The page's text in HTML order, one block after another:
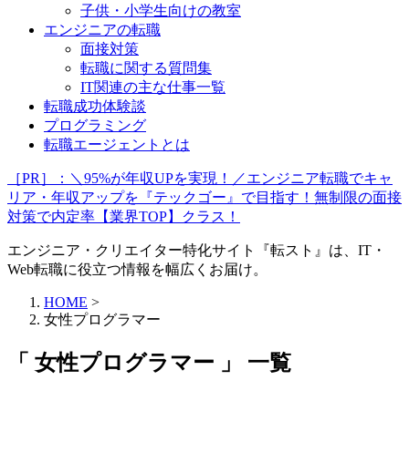
子供・小学生向けの教室
エンジニアの転職
面接対策
転職に関する質問集
IT関連の主な仕事一覧
転職成功体験談
プログラミング
転職エージェントとは
［PR］：＼95%が年収UPを実現！／エンジニア転職でキャ
リア・年収アップを『テックゴー』で目指す！無制限の面接
対策で内定率【業界TOP】クラス！
エンジニア・クリエイター特化サイト『転スト』は、IT・
Web転職に役立つ情報を幅広くお届け。
HOME >
女性プログラマー
「 女性プログラマー 」 一覧